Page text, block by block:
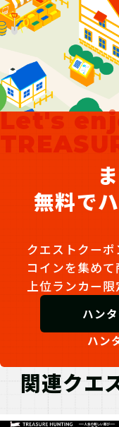
Let's
無料で
クエストクーポ
コインを集め
上位ランカー
ハン
ハン
関連クエ